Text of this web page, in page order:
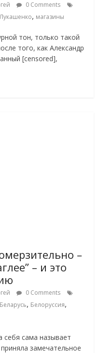
0 Comments
Лукашенко, магазины
тон, только такой
того, как Александр
[censored],
–
– и это
0 Comments
Беларусь, Белоруссия,
себя сама называет
замечательное